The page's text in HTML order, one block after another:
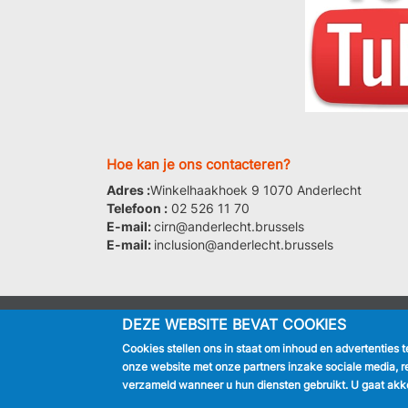
Hoe kan je ons contacteren?
Adres :Winkelhaakhoek 9 1070 Anderlecht
Telefoon : 02 526 11 70
E-mail:cirn@anderlecht.brussels
E-mail: inclusion@anderlecht.brussels
IK BEN
Inwoner
Toerist
Bedrijf
DEZE WEBSITE BEVAT COOKIES
Cookies stellen ons in staat om inhoud en advertenties
onze website met onze partners inzake sociale media,
verzameld wanneer u hun diensten gebruikt. U gaat